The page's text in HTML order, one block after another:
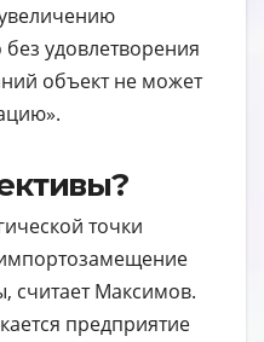
удовлетворения
объект не может
точки
считает Максимов.
предприятие